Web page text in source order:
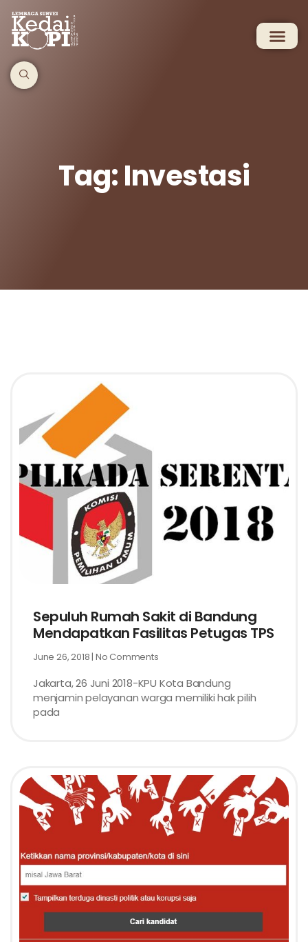
Tag: Investasi
Sepuluh Rumah Sakit di Bandung
Mendapatkan Fasilitas Petugas TPS
June 26, 2018 No Comments
Jakarta, 26 Juni 2018-KPU Kota Bandung
menjamin pelayanan warga memiliki hak pilih
pada